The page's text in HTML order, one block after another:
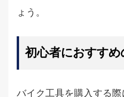
ょう。
初心者におすす
バイク工具を購入する